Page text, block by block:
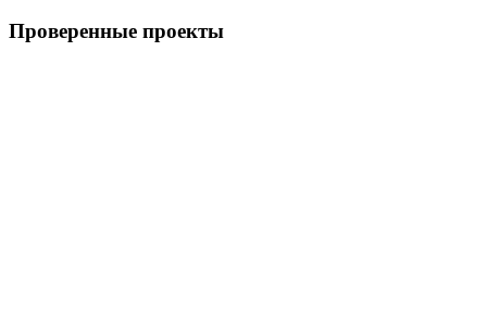
Проверенные проекты